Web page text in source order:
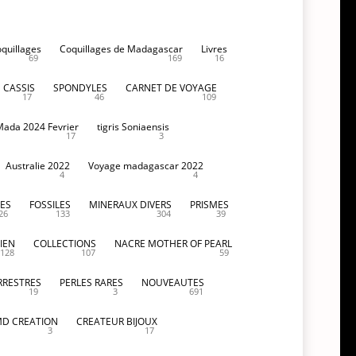
69
Coquillages de Madagascar
169
Livres
16
CASSIS
17
SPONDYLES
46
CARNET DE VOYAGE
109
2024 Fevrier
17
tigris Soniaensis
3
Australie 2022
4
Voyage madagascar 2022
4
FOSSILES
133
MINERAUX DIVERS
304
PRISMES
39
128
COLLECTIONS
107
NACRE MOTHER OF PEARL
59
19
PERLES RARES
3
NOUVEAUTES
691
CREATION
3
CREATEUR BIJOUX
17